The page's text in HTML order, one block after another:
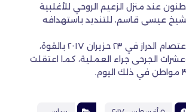
عند منزل الزعيم الروحي للأغلبية
عيسى قاسم، للتنديد باستهدافه
وفضت السلطات اعتصام الدراز في ٢٣ حزيران ٢٠١٧ بالقوة،
وعشرات الجرحى جراء العملية، كما اعتقلت